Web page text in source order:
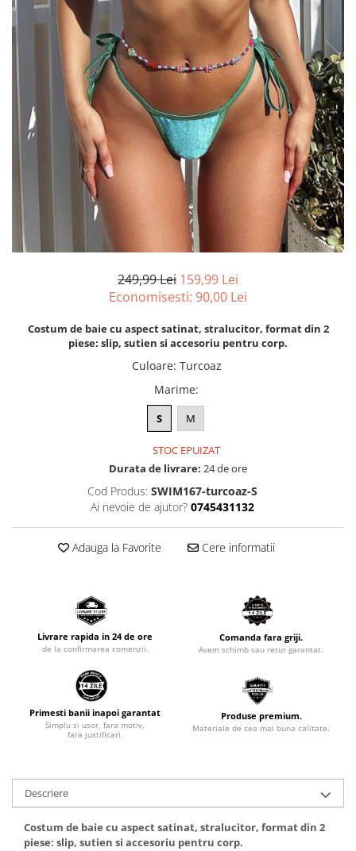
249,99 Lei 159,99 Lei
Economisesti: 90,00 Lei
Costum de baie cu aspect satinat, stralucitor, format din 2
piese: slip, sutien si accesoriu pentru corp.
Culoare: Turcoaz
Marime:
S M
STOC EPUIZAT
Durata de livrare: 24 de ore
Cod Produs: SWIM167-turcoaz-S
Ai nevoie de ajutor? 0745431132
Adauga la Favorite Cere informatii
Livrare rapida in 24 de ore
de la confirmarea comenzii.
Comanda fara griji.
Avem schimb sau retur garantat.
Primesti banii inapoi garantat
Simplu si usor, fara motiv,
fara justificari.
Produse premium.
Materiale de cea mai buna calitate.
Descriere
Costum de baie cu aspect satinat, stralucitor, format din 2
piese: slip, sutien si accesoriu pentru corp.